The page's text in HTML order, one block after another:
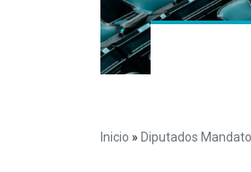
Inicio » Diputados